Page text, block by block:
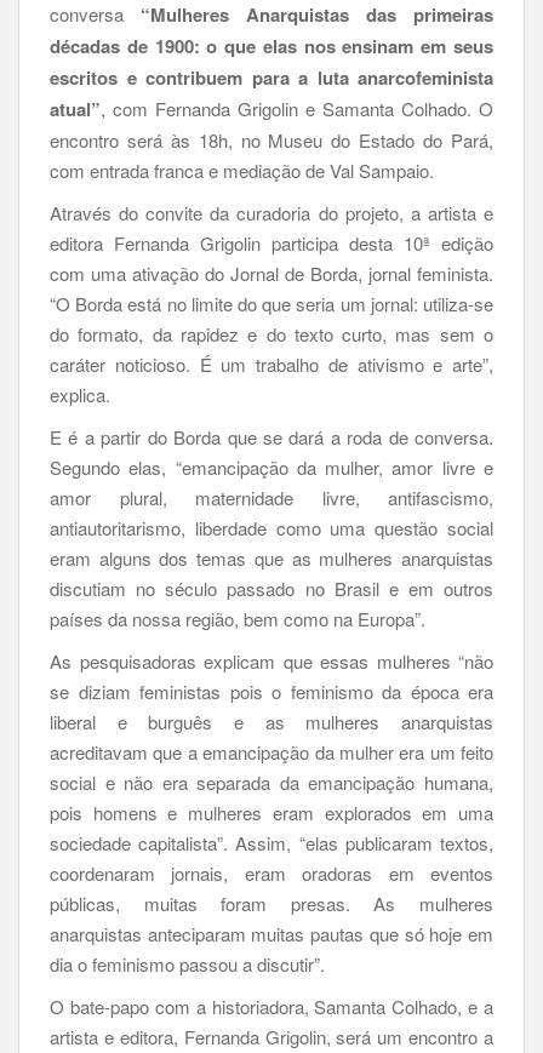
conversa “Mulheres Anarquistas das primeiras
décadas de 1900: o que elas nos ensinam em seus
escritos e contribuem para a luta anarcofeminista
atual”, com Fernanda Grigolin e Samanta Colhado. O
encontro será às 18h, no Museu do Estado do Pará,
com entrada franca e mediação de Val Sampaio.
Através do convite da curadoria do projeto, a artista e
editora Fernanda Grigolin participa desta 10ª edição
com uma ativação do Jornal de Borda, jornal feminista.
“O Borda está no limite do que seria um jornal: utiliza-se
do formato, da rapidez e do texto curto, mas sem o
caráter noticioso. É um trabalho de ativismo e arte”,
explica.
E é a partir do Borda que se dará a roda de conversa.
Segundo elas, “emancipação da mulher, amor livre e
amor plural, maternidade livre, antifascismo,
antiautoritarismo, liberdade como uma questão social
eram alguns dos temas que as mulheres anarquistas
discutiam no século passado no Brasil e em outros
países da nossa região, bem como na Europa”.
As pesquisadoras explicam que essas mulheres “não
se diziam feministas pois o feminismo da época era
liberal e burguês e as mulheres anarquistas
acreditavam que a emancipação da mulher era um feito
social e não era separada da emancipação humana,
pois homens e mulheres eram explorados em uma
sociedade capitalista”. Assim, “elas publicaram textos,
coordenaram jornais, eram oradoras em eventos
públicas, muitas foram presas. As mulheres
anarquistas anteciparam muitas pautas que só hoje em
dia o feminismo passou a discutir”.
O bate-papo com a historiadora, Samanta Colhado, e a
artista e editora, Fernanda Grigolin, será um encontro a